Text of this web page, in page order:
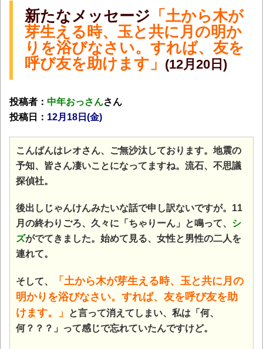
新たなメッセージ 「土から木が
芽生える時、玉と共に月の明か
りを浴びなさい。すれば、友を
呼び友を助けます」 (12月20日)
投稿者： 中年おっさんさん
投稿日： 12月18日(金)
こんばんはレオさん、ご無沙汰しております。地震の
予知、皆さん凄いことになってますね。流石、不思議
探偵社。
後出しじゃんけんみたいな話で申し訳ないですが。11
月の終わりごろ、久々に「ちゃりーん」と鳴って、 シ
ズがでてきました。 始めて見る、女性と男性の二人を
連れて。
そして、
「土から木が芽生える時、玉と共に月の
明かりを浴びなさい。すれば、友を呼び友を助
けます。」
と言って消えてしまい、私は「何、
何？？？」って感じで忘れていたんですけど。